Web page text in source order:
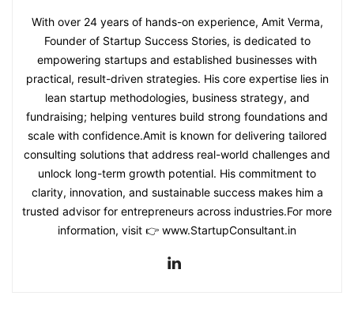
With over 24 years of hands-on experience, Amit Verma,
Founder of Startup Success Stories, is dedicated to
empowering startups and established businesses with
practical, result-driven strategies. His core expertise lies in
lean startup methodologies, business strategy, and
fundraising; helping ventures build strong foundations and
scale with confidence.Amit is known for delivering tailored
consulting solutions that address real-world challenges and
unlock long-term growth potential. His commitment to
clarity, innovation, and sustainable success makes him a
trusted advisor for entrepreneurs across industries.For more
information, visit 👉 www.StartupConsultant.in